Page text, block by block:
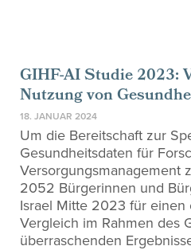
GIHF-AI Studie 2023:
Nutzung von
18. JANUAR 2024
Um die Bereitschaft zur
Gesundheitsdaten für
Versorgungsmanagement
2052 Bürgerinnen und
Israel Mitte 2023 für einen
Vergleich im Rahmen des
überraschenden